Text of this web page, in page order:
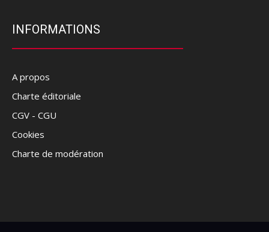
INFORMATIONS
A propos
Charte éditoriale
CGV - CGU
Cookies
Charte de modération